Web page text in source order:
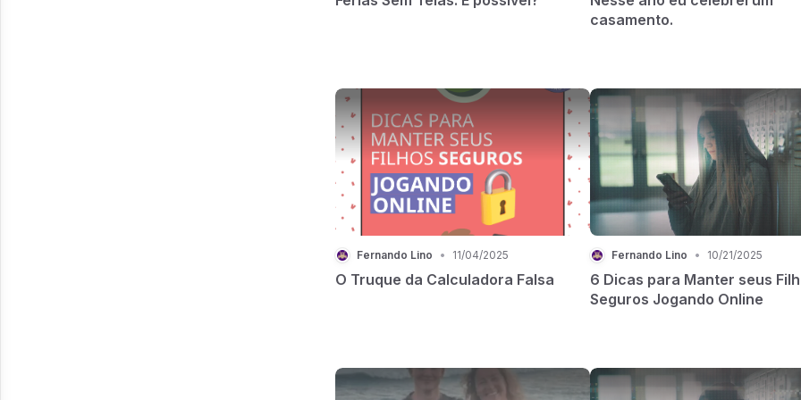
casamento.
Fernando Lino • 11/04/2025
O Truque da Calculadora Falsa
Fernando Lino • 10/21/2025
6 Dicas para Manter seus
Seguros Jogando Online